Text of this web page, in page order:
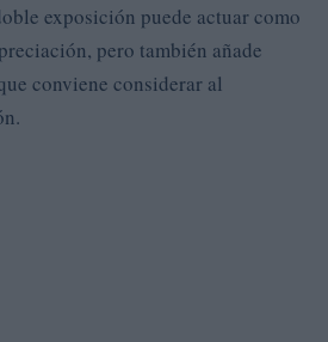
exposición puede actuar como
pero también añade
conviene considerar al